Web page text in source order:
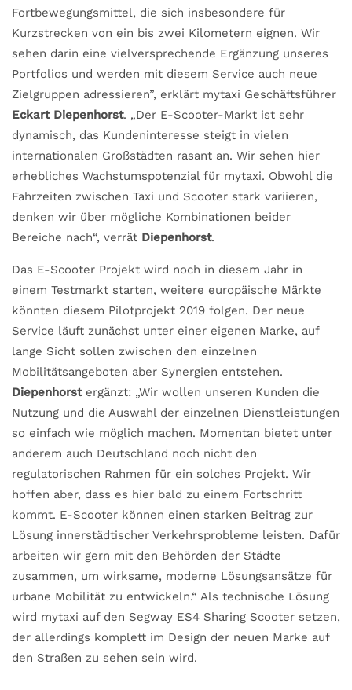
Fortbewegungsmittel, die sich insbesondere für
Kurzstrecken von ein bis zwei Kilometern eignen. Wir
sehen darin eine vielversprechende Ergänzung unseres
Portfolios und werden mit diesem Service auch neue
Zielgruppen adressieren”, erklärt mytaxi Geschäftsführer
Eckart Diepenhorst. „Der E-Scooter-Markt ist sehr
dynamisch, das Kundeninteresse steigt in vielen
internationalen Großstädten rasant an. Wir sehen hier
erhebliches Wachstumspotenzial für mytaxi. Obwohl die
Fahrzeiten zwischen Taxi und Scooter stark variieren,
denken wir über mögliche Kombinationen beider
Bereiche nach“, verrät Diepenhorst.
Das E-Scooter Projekt wird noch in diesem Jahr in
einem Testmarkt starten, weitere europäische Märkte
könnten diesem Pilotprojekt 2019 folgen. Der neue
Service läuft zunächst unter einer eigenen Marke, auf
lange Sicht sollen zwischen den einzelnen
Mobilitätsangeboten aber Synergien entstehen.
Diepenhorstergänzt: „Wir wollen unseren Kunden die
Nutzung und die Auswahl der einzelnen Dienstleistungen
so einfach wie möglich machen. Momentan bietet unter
anderem auch Deutschland noch nicht den
regulatorischen Rahmen für ein solches Projekt. Wir
hoffen aber, dass es hier bald zu einem Fortschritt
kommt. E-Scooter können einen starken Beitrag zur
Lösung innerstädtischer Verkehrsprobleme leisten. Dafür
arbeiten wir gern mit den Behörden der Städte
zusammen, um wirksame, moderne Lösungsansätze für
urbane Mobilität zu entwickeln.“ Als technische Lösung
wird mytaxi auf den Segway ES4 Sharing Scooter setzen,
der allerdings komplett im Design der neuen Marke auf
den Straßen zu sehen sein wird.